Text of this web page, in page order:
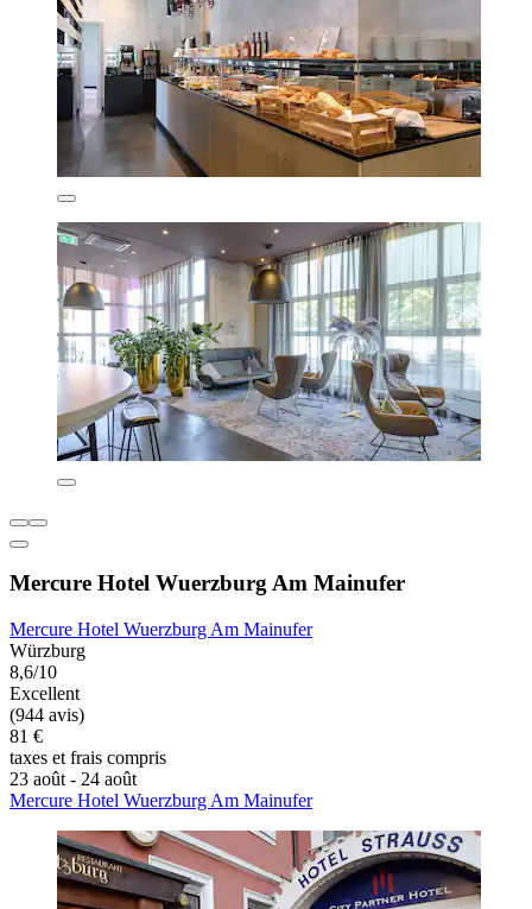
Mercure Hotel Wuerzburg Am Mainufer
Mercure Hotel Wuerzburg Am Mainufer
Würzburg
8,6/10
Excellent
(944 avis)
81 €
taxes et frais compris
23 août - 24 août
Mercure Hotel Wuerzburg Am Mainufer